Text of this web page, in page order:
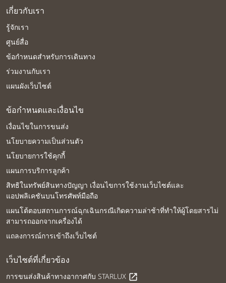
เกี่ยวกับเรา
รู้จักเรา
ศูนย์สื่อ
ข้อกำหนดสำหรับการเดินทาง
ร่วมงานกับเรา
แผนผังเว็บไซต์
ข้อกำหนดและเงื่อนไข
เงื่อนไขในการขนส่ง
นโยบายความเป็นส่วนตัว
นโยบายการใช้คุกกี้
แผนการบริการลูกค้า
สิทธิในทรัพย์สินทางปัญญา เงื่อนไขการใช้งานเว็บไซต์และ
แอปพลิเคชันบนโทรศัพท์มือถือ
แผนโต้ตอบสถานการณ์ฉุกเฉินกรณีเกิดความล่าช้าที่ทำให้ผู้โดยสารไม่
สามารถออกจากเครื่องได้
แถลงการณ์การเข้าถึงเว็บไซต์
เว็บไซต์ที่เกี่ยวข้อง
การขนส่งสินค้าทางอากาศกับ STARLUX open_in_new